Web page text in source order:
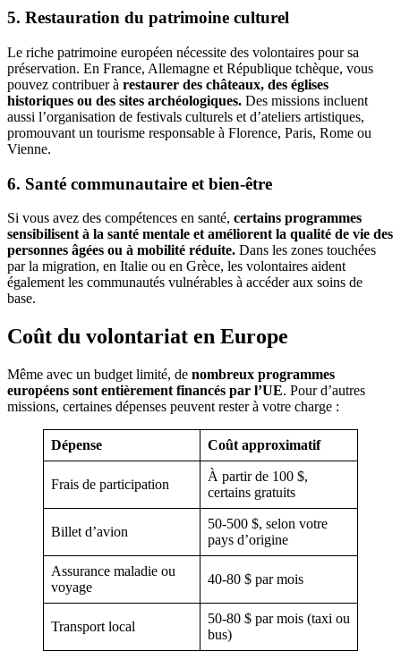
5. Restauration du patrimoine culturel
Le riche patrimoine européen nécessite des volontaires pour sa
préservation. En France, Allemagne et République tchèque, vous
pouvez contribuer à restaurer des châteaux, des églises
historiques ou des sites archéologiques. Des missions incluent
aussi l’organisation de festivals culturels et d’ateliers artistiques,
promouvant un tourisme responsable à Florence, Paris, Rome ou
Vienne.
6. Santé communautaire et bien-être
Si vous avez des compétences en santé, certains programmes
sensibilisent à la santé mentale et améliorent la qualité de vie des
personnes âgées ou à mobilité réduite. Dans les zones touchées
par la migration, en Italie ou en Grèce, les volontaires aident
également les communautés vulnérables à accéder aux soins de
base.
Coût du volontariat en Europe
Même avec un budget limité, de nombreux programmes
européens sont entièrement financés par l’UE. Pour d’autres
missions, certaines dépenses peuvent rester à votre charge :
Dépense Coût approximatif
Frais de participation
À partir de 100 $,
certains gratuits
Billet d’avion
50-500 $, selon votre
pays d’origine
Assurance maladie ou
voyage
40-80 $ par mois
Transport local
50-80 $ par mois (taxi ou
bus)